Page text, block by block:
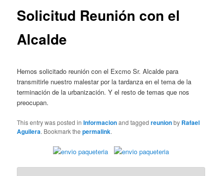
Solicitud Reunión con el
Alcalde
Hemos solicitado reunión con el Excmo Sr. Alcalde para
transmitirle nuestro malestar por la tardanza en el tema de la
terminación de la urbanización. Y el resto de temas que nos
preocupan.
This entry was posted inInformacionand taggedreunionby Rafael
Aguilera. Bookmark thepermalink.